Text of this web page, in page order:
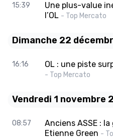
15:39
Une plus-value
l’OL - Top Mercato
Dimanche 22
16:16 OL : une piste
- Top Mercato
Vendredi 1 novembre
08:57
Anciens ASSE :
Etienne Green -